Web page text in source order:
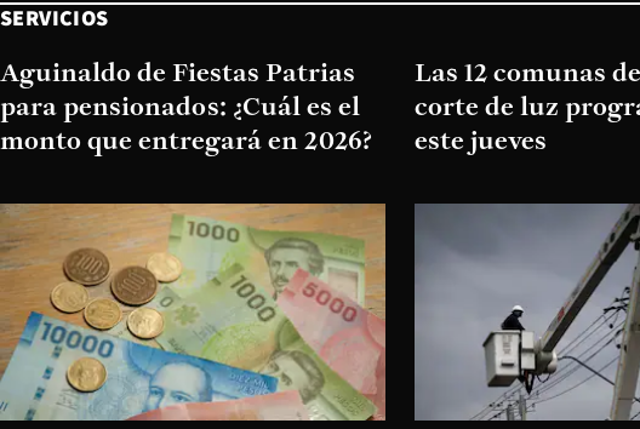
SERVICIOS
Aguinaldo de Fiestas Patrias
para pensionados: ¿Cuál es el
monto que entregará en 2026?
Las 12 comunas
corte de luz
este jueves